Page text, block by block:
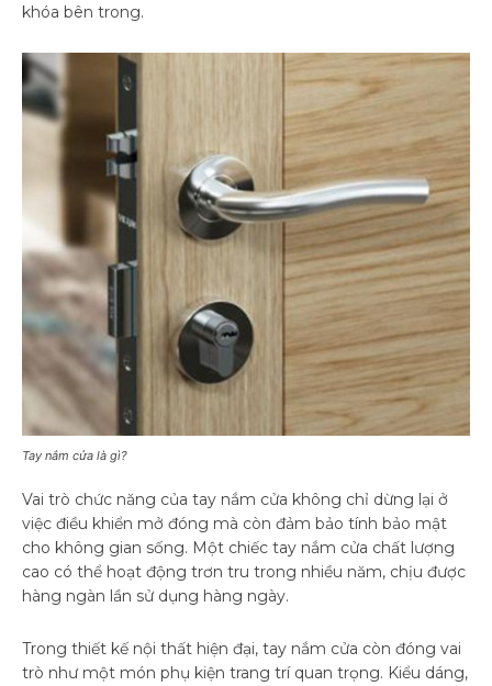
khóa bên trong.
Tay nắm cửa là gì?
Vai trò chức năng của tay nắm cửa không chỉ dừng lại ở
việc điều khiển mở đóng mà còn đảm bảo tính bảo mật
cho không gian sống. Một chiếc tay nắm cửa chất lượng
cao có thể hoạt động trơn tru trong nhiều năm, chịu được
hàng ngàn lần sử dụng hàng ngày.
Trong thiết kế nội thất hiện đại, tay nắm cửa còn đóng vai
trò như một món phụ kiện trang trí quan trọng. Kiểu dáng,